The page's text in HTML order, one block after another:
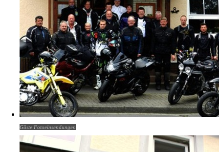
Gäste Fotoeinsendungen